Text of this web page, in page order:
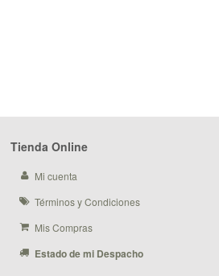
Tienda Online
Mi cuenta
Términos y Condiciones
Mis Compras
Estado de mi Despacho